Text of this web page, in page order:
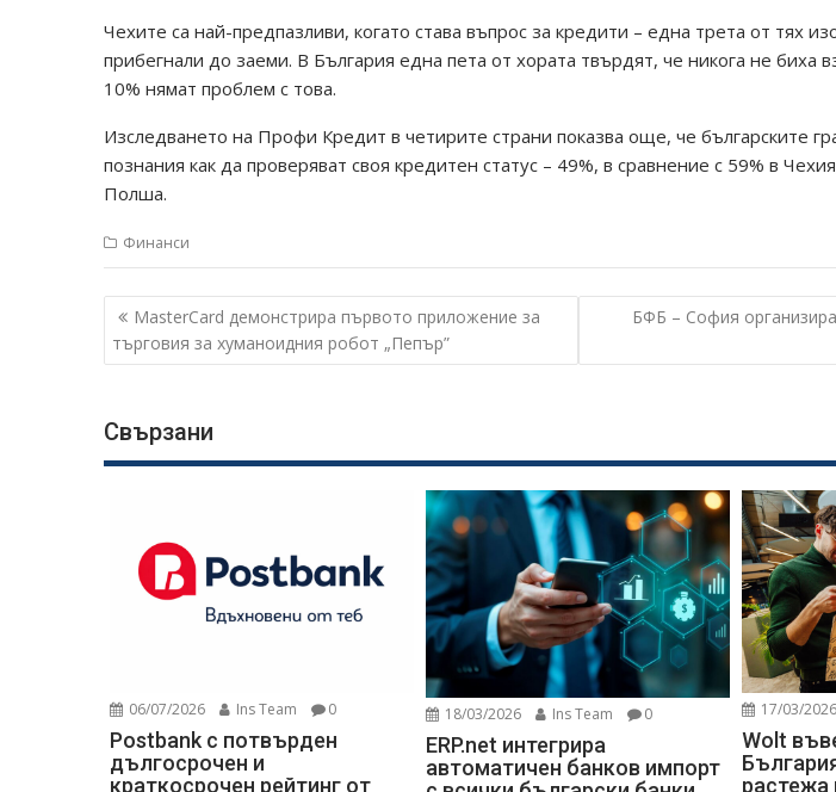
Чехите са най-предпазливи, когато става въпрос за кредити – една трета от тях
прибегнали до заеми. В България една пета от хората твърдят, че никога не биха
10% нямат проблем с това.
Изследването на Профи Кредит в четирите страни показва още, че българските
познания как да проверяват своя кредитен статус – 49%, в сравнение с 59% в
Полша.
Финанси
Навигация
MasterCard демонстрира първото приложение за
търговия за хуманоидния робот „Пепър”
БФБ – София
Свързани
06/07/2026 Ins Team 0
Postbank с потвърден
дългосрочен и
краткосрочен рейтинг от
18/03/2026 Ins Team 0
ERP.net интегрира
автоматичен банков импорт
17/03/2026
Wolt
растежа